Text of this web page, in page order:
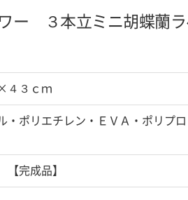
ー ３本立ミニ胡蝶蘭
４３ｃｍ
・ポリエチレン・ＥＶＡ・ポリプロ
完成品】